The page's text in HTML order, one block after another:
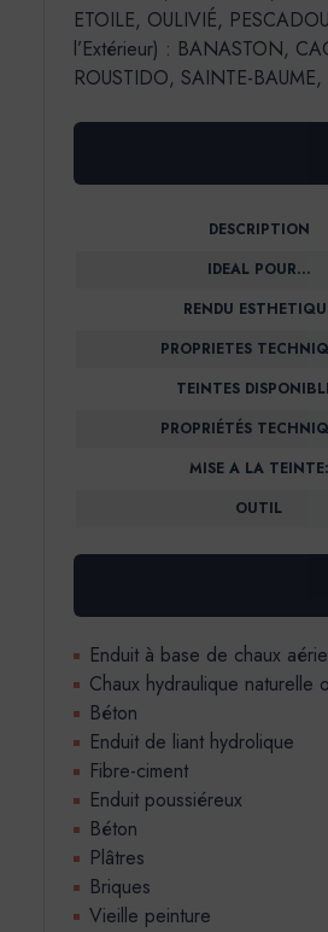
ETOILE, OULIVIÉ,
l’Extérieur) : BANASTON,
ROUSTIDO, SAINTE-BAUME,
DESCRIPTION
IDEAL POUR…
RENDU
PROPRIETES
TEINTES
PROPRIÉTÉS
MISE A LA TEINTE:
OUTIL
Enduit à base de chaux
Chaux hydraulique naturelle
Béton
Enduit de liant hydrolique
Fibre-ciment
Enduit poussiéreux
Béton
Plâtres
Briques
Vieille peinture